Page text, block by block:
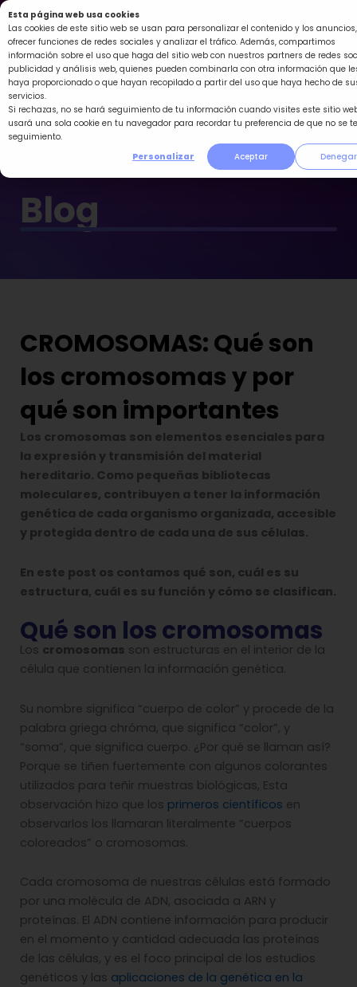
Esta página web usa cookies
Las cookies de este sitio web se usan para personalizar el contenido y los anuncios,
ofrecer funciones de redes sociales y analizar el tráfico. Además, compartimos
información sobre el uso que haga del sitio web con nuestros partners de redes
publicidad y análisis web, quienes pueden combinarla con otra información que
haya proporcionado o que hayan recopilado a partir del uso que haya hecho de
servicios.
Si rechazas, no se hará seguimiento de tu información cuando visites este sitio
usará una sola cookie en tu navegador para recordar tu preferencia de que no se
seguimiento.
Personalizar
Aceptar Denegar
Ir
al
contenido
Blog
CROMOSOMAS: Qué son
los cromosomas y por
qué son importantes
Los cromosomas son elementos esenciales para
la expresión y transmisión del material
hereditario. Como pequeñas bibliotecas
moleculares, contribuyen a tener la información
genética de cada organismo organizada, accesible
y protegida dentro de cada una de sus células.
En este post os contamos qué son, cuál es su
estructura, cuál es su función y cómo se clasifican.
Qué son los cromosomas
Los cromosomas son estructuras en el interior de la
célula que contienen la información genética.
Su nombre significa “cuerpo de color” y procede de la
palabra griega chróma, que significa “color”, y
“soma”, que significa cuerpo. ¿Por qué se llaman así?
Porque se tiñen fuertemente con algunos colorantes
utilizados para teñir muestras biológicas, Esta
observación hizo que los primeros científicos en
observarlos los llamaran literalmente “cuerpos
coloreados” o cromosomas.
Cada cromosoma de nuestras células está formado
por una molécula de ADN, asociada a ARN y
proteínas. El ADN contiene información para producir
en el momento y cantidad adecuada las proteínas
de las células, y es el foco principal de los estudios
genéticos y las aplicaciones de la genética en la